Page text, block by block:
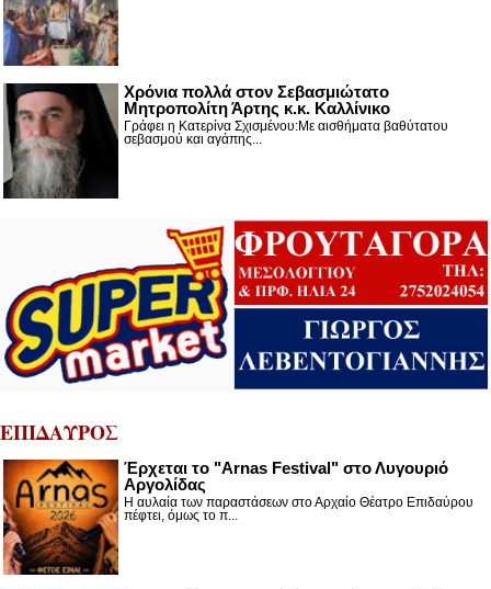
Χρόνια πολλά στον Σεβασμιώτατο
Μητροπολίτη Άρτης κ.κ. Καλλίνικο
Γράφει η Κατερίνα Σχισμένου:Με αισθήματα βαθύτατου
σεβασμού και αγάπης...
ΕΠΙΔΑΥΡΟΣ
Έρχεται το "Arnas Festival" στο Λυγουριό
Αργολίδας
Η αυλαία των παραστάσεων στο Αρχαίο Θέατρο Επιδαύρου
πέφτει, όμως το π...